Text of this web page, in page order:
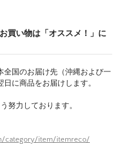
買い物は「オススメ！」に
全国のお届け先（沖縄および一
に商品をお届けします。
努力しております。
category/item/itemreco/